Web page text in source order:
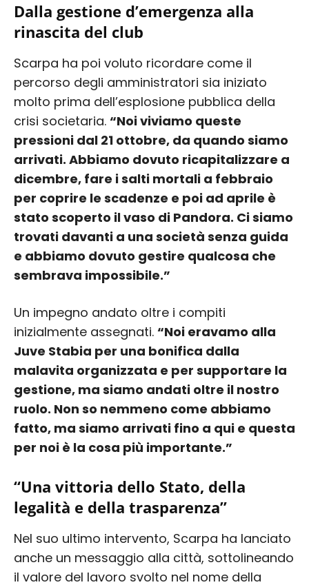
Dalla gestione d’emergenza alla
rinascita del club
Scarpa ha poi voluto ricordare come il
percorso degli amministratori sia iniziato
molto prima dell’esplosione pubblica della
crisi societaria. “Noi viviamo queste
pressioni dal 21 ottobre, da quando siamo
arrivati. Abbiamo dovuto ricapitalizzare a
dicembre, fare i salti mortali a febbraio
per coprire le scadenze e poi ad aprile è
stato scoperto il vaso di Pandora. Ci siamo
trovati davanti a una società senza guida
e abbiamo dovuto gestire qualcosa che
sembrava impossibile.”
Un impegno andato oltre i compiti
inizialmente assegnati. “Noi eravamo alla
Juve Stabia per una bonifica dalla
malavita organizzata e per supportare la
gestione, ma siamo andati oltre il nostro
ruolo. Non so nemmeno come abbiamo
fatto, ma siamo arrivati fino a qui e questa
per noi è la cosa più importante.”
“Una vittoria dello Stato, della
legalità e della trasparenza”
Nel suo ultimo intervento, Scarpa ha lanciato
anche un messaggio alla città, sottolineando
il valore del lavoro svolto nel nome della